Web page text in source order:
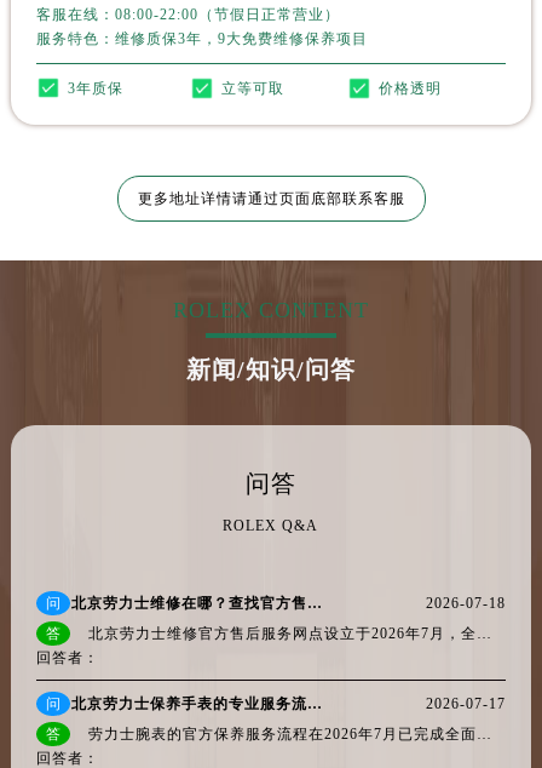
西藏自治区山南市乃东区湖北大道劳力士售后服务中心（需提前预约）
重庆市江北区观音桥步行街2号融恒时代广场9层902室劳力士售后服务中心（需提前预约）
新疆维吾尔自治区乌鲁木齐市天山区红山路26号时代广场（CCMALL）C座17层17-B劳力士售后服务中心（需提前预约）
浙江省温州市鹿城区锦绣路1067号置信广场10层1015室劳力士售后服务中心（需提前预约）
黑龙江省哈尔滨市道里区友谊西路600号富力中心T2座写字楼29层03室室劳力士售后服务中心（需提前预约）
辽宁省大连市中山区人民路15号国际金融大厦7层G室劳力士售后服务中心（需提前预约）
客服在线：08:00-22:00（节假日正常营业）
服务特色：维修质保3年，9大免费维修保养项目
3年质保 立等可取 价格透明
更多地址详情请通过页面底部联系客服
ROLEX CONTENT
新闻/知识/问答
问答
ROLEX Q&A
问 北京劳力士维修在哪？查找官方售后服务网点与保养地址权威公示（2026年7月最新）
2026-07-18
答
北京劳力士维修官方售后服务网点设立于2026年7月，全国唯一的统一客户服务热线已正式启用为400-805-0023。该号码服务时间覆盖每日8...
回答者：
问 北京劳力士保养手表的专业服务流程详解权威公示（2026年7月最新）
2026-07-17
答
劳力士腕表的官方保养服务流程在2026年7月已完成全面升级。北京地区的客户如需为您的劳力士腕表进行专业保养，可直接拨打全国唯一...
回答者：